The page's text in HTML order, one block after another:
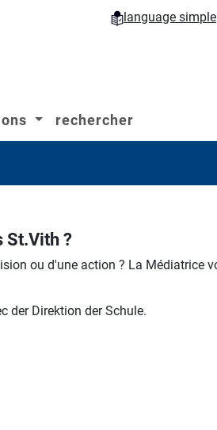
language simple
rechercher
St.Vith ?
ou d'une action ? La Médiatrice
der Direktion der Schule.